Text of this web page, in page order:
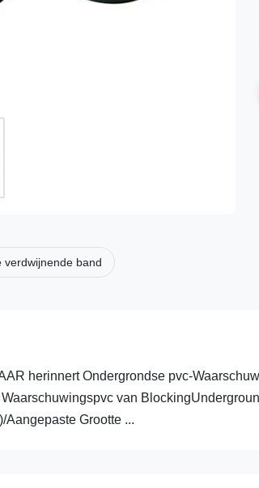
verdwijnende band
herinnert Ondergrondse pvc-
van
Aangepaste Grootte ...